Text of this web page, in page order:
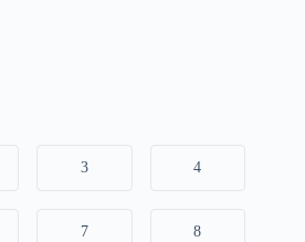
3 4
7 8